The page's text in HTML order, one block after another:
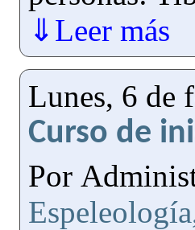
⇓Leer más
Lunes, 6 de
Curso de
Por